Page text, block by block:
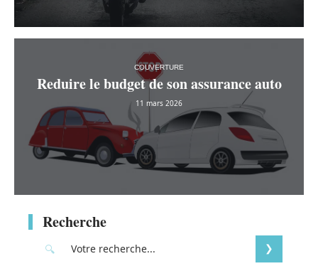
COUVERTURE
Reduire le budget de son assurance auto
11 mars 2026
Recherche